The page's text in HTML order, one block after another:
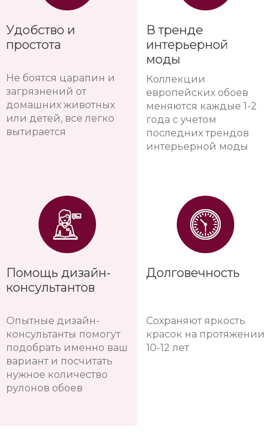
Удобство и
простота
Не боятся царапин и
загрязнений от
домашних животных
или детей, все легко
вытирается
Помощь дизайн-
консультантов
Опытные дизайн-
консультанты помогут
подобрать именно ваш
вариант и посчитать
нужное количество
рулонов обоев
В тренде
интерьерной
моды
Коллекции
европейских обоев
меняются каждые 1-2
года с учетом
последних трендов
интерьерной моды
Долговечность
Сохраняют яркость
красок на протяжении
10-12 лет